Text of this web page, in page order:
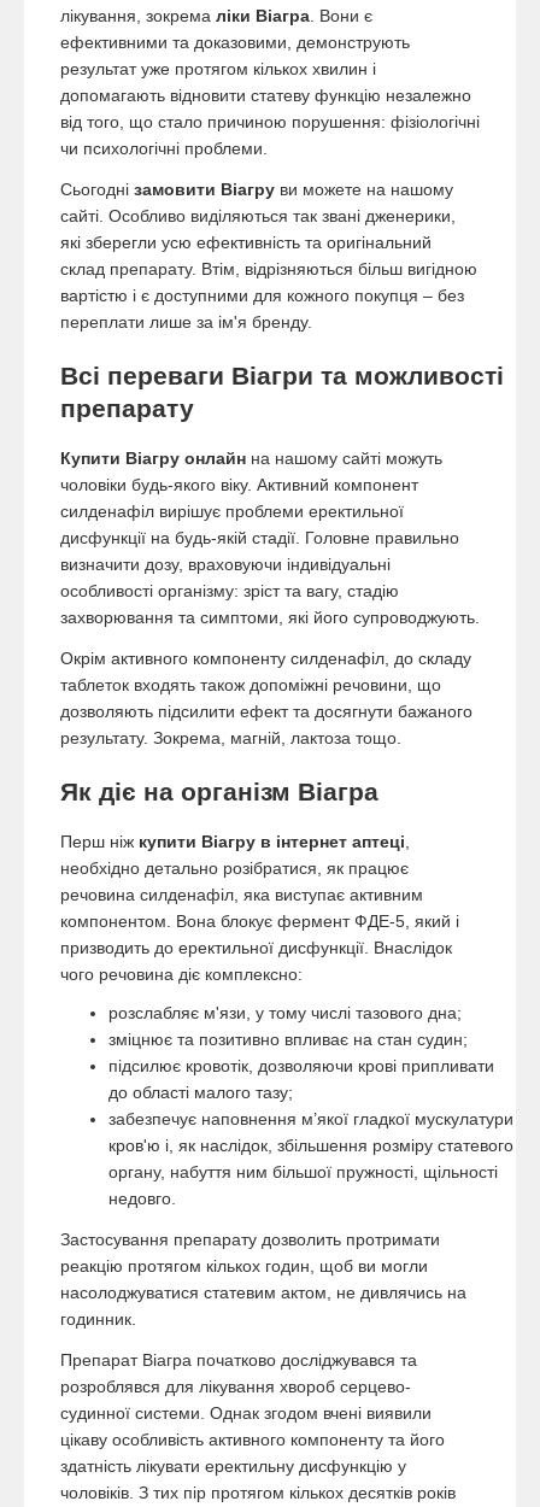
лікування, зокрема ліки Віагра . Вони є
ефективними та доказовими, демонструють
результат уже протягом кількох хвилин і
допомагають відновити статеву функцію незалежно
від того, що стало причиною порушення: фізіологічні
чи психологічні проблеми.
Сьогодні замовити Віагру ви можете на нашому
сайті. Особливо виділяються так звані дженерики,
які зберегли усю ефективність та оригінальний
склад препарату. Втім, відрізняються більш вигідною
вартістю і є доступними для кожного покупця – без
переплати лише за ім'я бренду.
Всі переваги Віагри та можливості
препарату
Купити Віагру онлайн на нашому сайті можуть
чоловіки будь-якого віку. Активний компонент
силденафіл вирішує проблеми еректильної
дисфункції на будь-якій стадії. Головне правильно
визначити дозу, враховуючи індивідуальні
особливості організму: зріст та вагу, стадію
захворювання та симптоми, які його супроводжують.
Окрім активного компоненту силденафіл, до складу
таблеток входять також допоміжні речовини, що
дозволяють підсилити ефект та досягнути бажаного
результату. Зокрема, магній, лактоза тощо.
Як діє на організм Віагра
Перш ніж купити Віагру в інтернет аптеці
необхідно детально розібратися, як працює
речовина силденафіл, яка виступає активним
компонентом. Вона блокує фермент ФДЕ-5, який і
призводить до еректильної дисфункції. Внаслідок
чого речовина діє комплексно:
розслабляє м'язи, у тому числі тазового дна;
зміцнює та позитивно впливає на стан судин;
підсилює кровотік, дозволяючи крові припливати
до області малого тазу;
забезпечує наповнення м’якої гладкої мускулатури
кров'ю і, як наслідок, збільшення розміру статевого
органу, набуття ним більшої пружності, щільності
недовго.
Застосування препарату дозволить протримати
реакцію протягом кількох годин, щоб ви могли
насолоджуватися статевим актом, не дивлячись на
годинник.
Препарат Віагра початково досліджувався та
розроблявся для лікування хвороб серцево-
судинної системи. Однак згодом вчені виявили
цікаву особливість активного компоненту та його
здатність лікувати еректильну дисфункцію у
чоловіків. З тих пір протягом кількох десятків років